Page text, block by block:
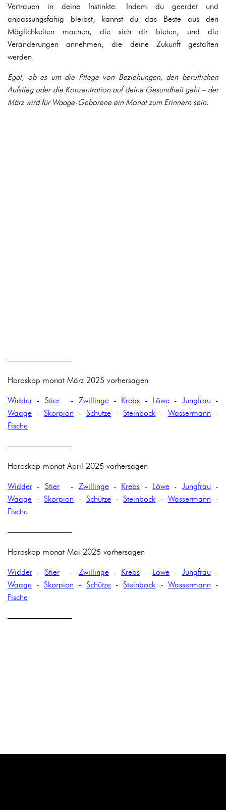
Vertrauen in deine Instinkte. Indem du geerdet und
anpassungsfähig bleibst, kannst du das Beste aus den
Möglichkeiten machen, die sich dir bieten, und die
Veränderungen annehmen, die deine Zukunft gestalten
werden.
Egal, ob es um die Pflege von Beziehungen, den beruflichen
Aufstieg oder die Konzentration auf deine Gesundheit geht – der
März wird für Waage-Geborene ein Monat zum Erinnern sein.
————————
Horoskop monat März 2025 vorhersagen
Widder- Stier- Zwillinge- Krebs - Löwe - Jungfrau-
Waage -Skorpion - Schütze-Steinbock - Wassermann-
Fische
————————
Horoskop monat April 2025 vorhersagen
Widder- Stier- Zwillinge- Krebs - Löwe - Jungfrau-
Waage -Skorpion - Schütze-Steinbock - Wassermann-
Fische
————————
Horoskop monat Mai 2025 vorhersagen
Widder- Stier- Zwillinge- Krebs - Löwe - Jungfrau-
Waage -Skorpion - Schütze-Steinbock - Wassermann-
Fische
————————